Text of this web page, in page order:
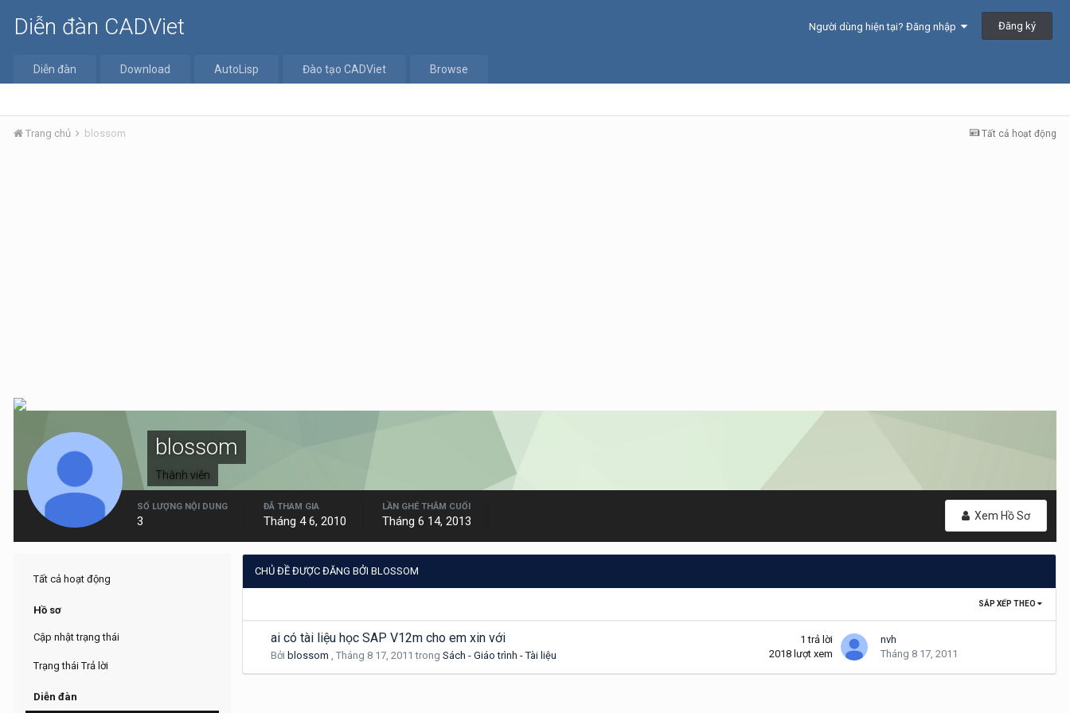
Diễn đàn CADViet Người dùng hiện tại? Đăng nhập Đăng ký
Diễn đàn Download AutoLisp Đào tạo CADViet Browse
Tất cả hoạt động
Trang chủ blossom
blossom
Thành viên
Xem Hồ Sơ
SỐ LƯỢNG NỘI DUNG
3
ĐÃ THAM GIA
Tháng 4 6, 2010
LẦN GHÉ THĂM CUỐI
Tháng 6 14, 2013
Tất cả hoạt động
Hồ sơ
Cập nhật trạng thái
Trạng thái Trả lời
Diễn đàn
CHỦ ĐỀ ĐƯỢC ĐĂNG BỞI BLOSSOM
SẮP XẾP THEO
ai có tài liệu học SAP V12m cho em xin với
Bởi blossom , Tháng 8 17, 2011trong Sách - Giáo trình - Tài liệu
1 trả lời
2018 lượt xem
nvh
Tháng 8 17, 2011